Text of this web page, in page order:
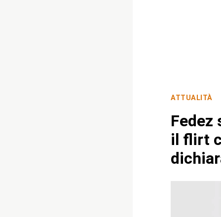
ATTUALITÀ
Fedez
il flirt